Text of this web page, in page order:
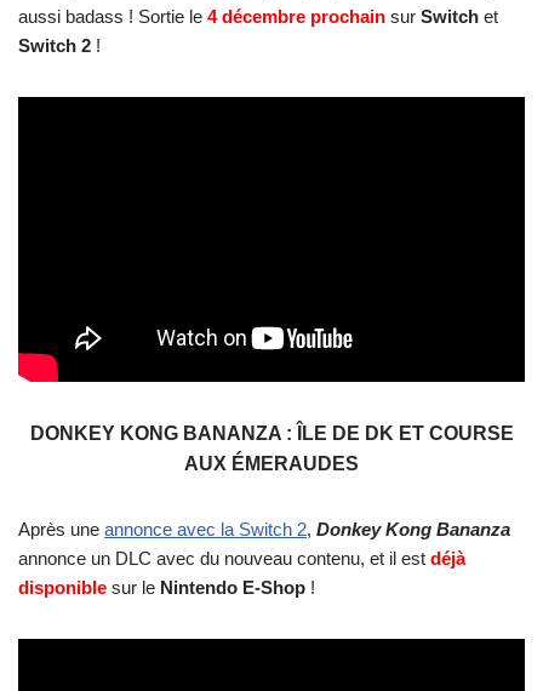
aussi badass ! Sortie le 4 décembre prochain sur Switch et
Switch 2 !
DONKEY KONG BANANZA : ÎLE DE DK ET COURSE
AUX ÉMERAUDES
Après une annonce avec la Switch 2, Donkey Kong Bananza
annonce un DLC avec du nouveau contenu, et il est déjà
disponible sur le Nintendo E-Shop !